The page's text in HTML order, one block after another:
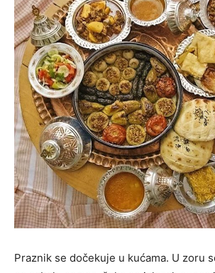
Praznik se dočekuje u kućama. U zoru